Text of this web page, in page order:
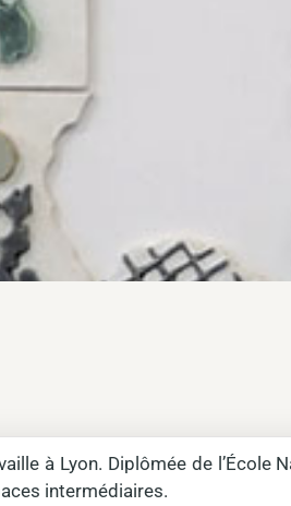
à Lyon. Diplômée de l’École
intermédiaires.